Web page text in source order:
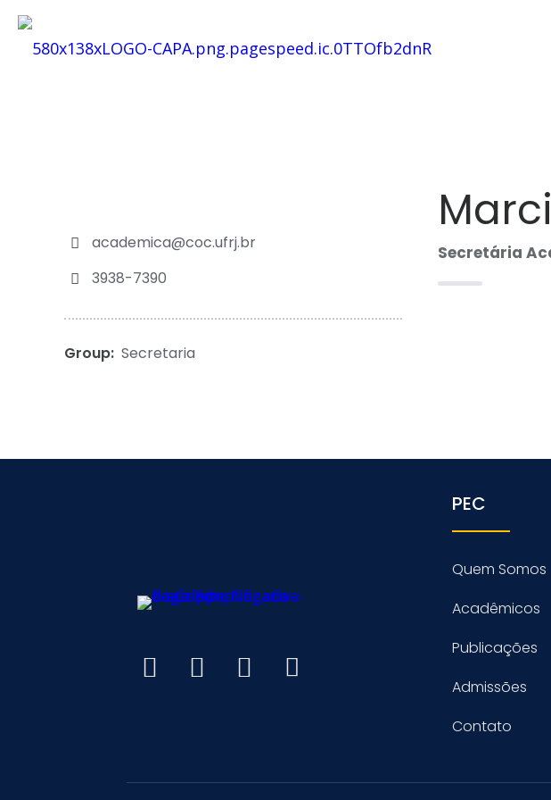
academica@coc.ufrj.br
3938-7390
Group: Secretaria
Secretária
PEC
Quem Somos
Acadêmicos
Publicações
Admissões
Contato